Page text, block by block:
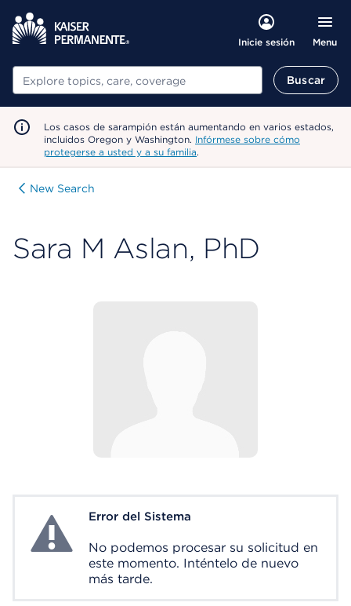
Inicie sesión Menu
Buscar Buscar
Los casos de sarampión están aumentando en varios estados,
incluidos Oregon y Washington. Infórmese sobre cómo
protegerse a usted y a su familia.
New Search
Sara M Aslan, PhD
System ErrorError del Sistema
No podemos procesar su solicitud en
este momento. Inténtelo de nuevo
más tarde.